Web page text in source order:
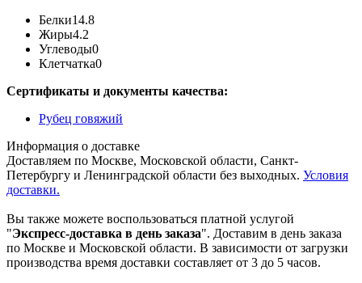
Белки14.8
Жиры4.2
Углеводы0
Клетчатка0
Сертификаты и документы качества:
Рубец говяжий
Информация о доставке
Доставляем по Москве, Московской области, Санкт-
Петербургу и Ленинградской области без выходных. Условия
доставки.
Вы также можете воспользоваться платной услугой
"Экспресс-доставка в день заказа". Доставим в день заказа
по Москве и Московской области. В зависимости от загрузки
производства время доставки составляет от 3 до 5 часов.